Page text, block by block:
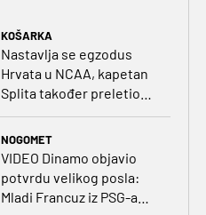
KOŠARKA
Nastavlja se egzodus
Hrvata u NCAA, kapetan
Splita također preletio
NOGOMET
VIDEO Dinamo objavio
potvrdu velikog posla:
Mladi Francuz iz PSG-a